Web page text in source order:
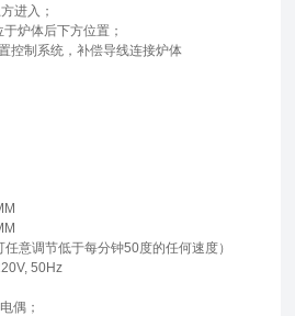
进入；
炉体后下方位置；
控制系统，补偿导线连接炉体
意调节低于每分钟50度的任何速度）
50Hz
偶；